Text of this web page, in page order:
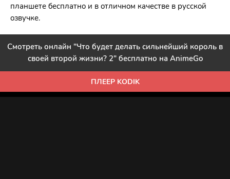
планшете бесплатно и в отличном качестве в русской
озвучке.
Смотреть онлайн "Что будет делать сильнейший король в
своей второй жизни? 2" бесплатно на AnimeGo
ПЛЕЕР KODIK